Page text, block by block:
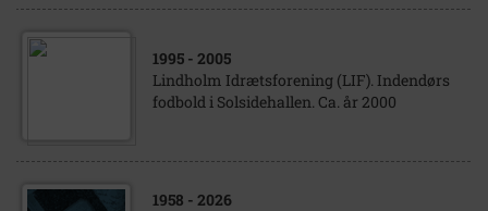
1995 - 2005
Lindholm Idrætsforening (LIF). Indendørs
fodbold i Solsidehallen. Ca. år 2000
1958 - 2026